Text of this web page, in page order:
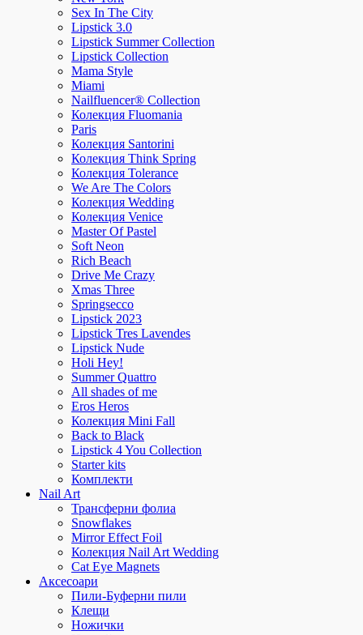
Sex In The City
Lipstick 3.0
Lipstick Summer Collection
Lipstick Collection
Mama Style
Miami
Nailfluencer® Collection
Колекция Fluomania
Paris
Колекция Santorini
Колекция Think Spring
Колекция Tolerance
We Are The Colors
Колекция Wedding
Колекция Venice
Master Of Pastel
Soft Neon
Rich Beach
Drive Me Crazy
Xmas Three
Springsecco
Lipstick 2023
Lipstick Tres Lavendes
Lipstick Nude
Holi Hey!
Summer Quattro
All shades of me
Eros Heros
Колекция Mini Fall
Back to Black
Lipstick 4 You Collection
Starter kits
Комплекти
Nail Art
Трансферни фолиа
Snowflakes
Mirror Effect Foil
Колекция Nail Art Wedding
Cat Eye Magnets
Аксесоари
Пили-Буферни пили
Клещи
Ножички